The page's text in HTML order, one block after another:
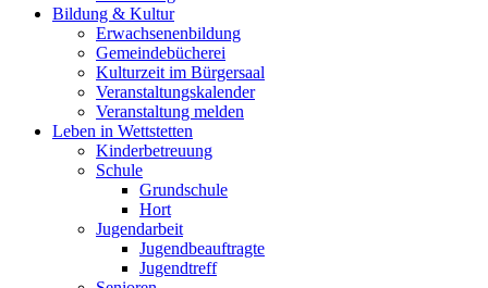
Bildung & Kultur
Erwachsenenbildung
Gemeindebücherei
Kulturzeit im Bürgersaal
Veranstaltungskalender
Veranstaltung melden
Leben in Wettstetten
Kinderbetreuung
Schule
Grundschule
Hort
Jugendarbeit
Jugendbeauftragte
Jugendtreff